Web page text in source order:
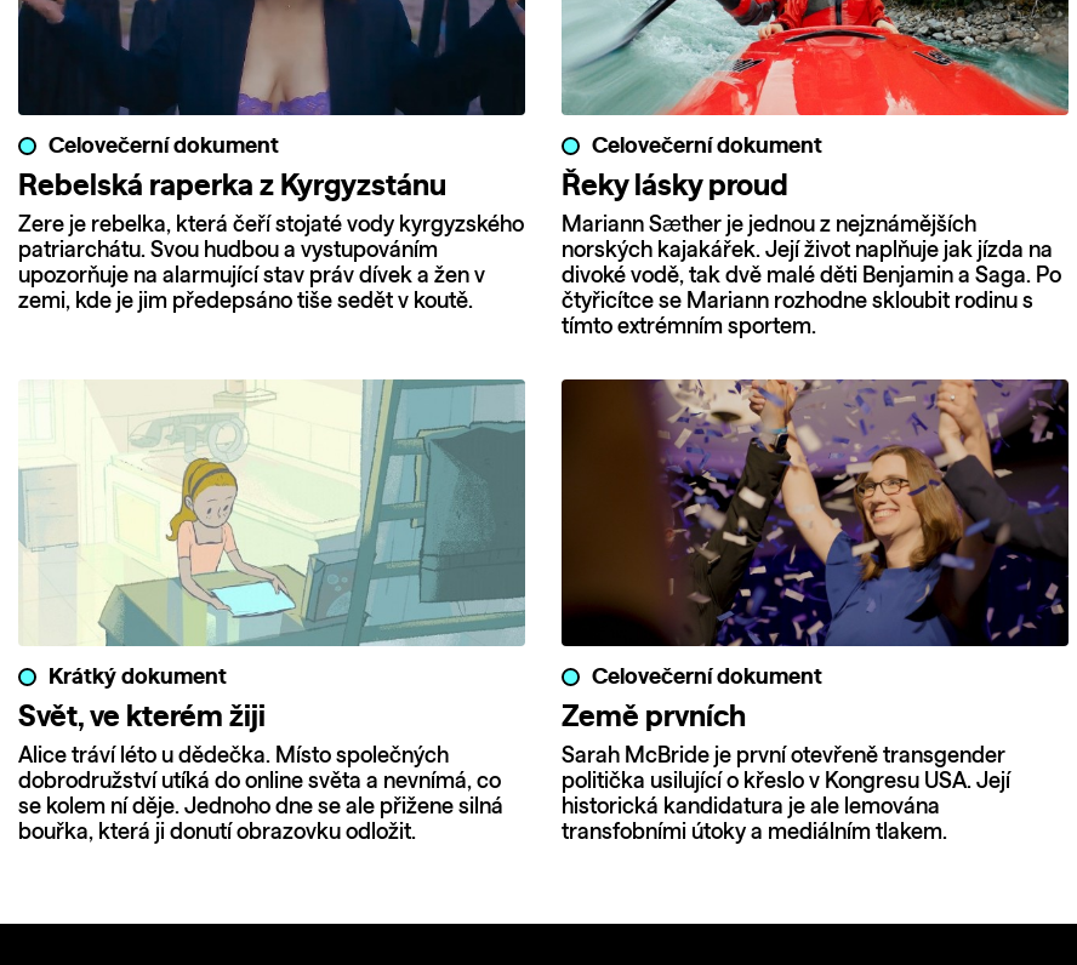
Celovečerní dokument
Rebelská raperka z Kyrgyzstánu
Zere je rebelka, která čeří stojaté vody kyrgyzského
patriarchátu. Svou hudbou a vystupováním
upozorňuje na alarmující stav práv dívek a žen v
zemi, kde je jim předepsáno tiše sedět v koutě.
Celovečerní dokument
Řeky lásky proud
Mariann Sæther je jednou z nejznámějších
norských kajakářek. Její život naplňuje jak jízda na
divoké vodě, tak dvě malé děti Benjamin a Saga. Po
čtyřicítce se Mariann rozhodne skloubit rodinu s
tímto extrémním sportem.
Krátký dokument
Svět, ve kterém žiji
Alice tráví léto u dědečka. Místo společných
dobrodružství utíká do online světa a nevnímá, co
se kolem ní děje. Jednoho dne se ale přižene silná
bouřka, která ji donutí obrazovku odložit.
Celovečerní dokument
Země prvních
Sarah McBride je první otevřeně transgender
politička usilující o křeslo v Kongresu USA. Její
historická kandidatura je ale lemována
transfobními útoky a mediálním tlakem.